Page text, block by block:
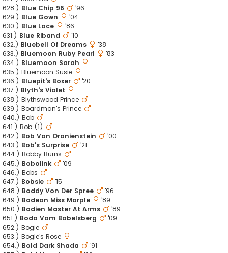
628.) Blue Chip 96
'96
629.) Blue Gown
'04
630.) Blue Lace
'86
631.) Blue Riband
'10
632.) Bluebell Of Dreams
'38
633.) Bluemoon Ruby Pearl
'83
634.) Bluemoon Sarah
635.) Bluemoon Susie
636.) Bluepit's Boxer
'20
637.) Blyth's Violet
638.) Blythswood Prince
639.) Boardman's Prince
640.) Bob
641.) Bob (1)
642.) Bob Von Oranienstein
'00
643.) Bob's Surprise
'21
644.) Bobby Burns
645.) Bobolink
'09
646.) Bobs
647.) Bobsie
'15
648.) Boddy Von Der Spree
'96
649.) Bodean Miss Marple
'89
650.) Bodien Master At Arms
'89
651.) Bodo Vom Babelsberg
'09
652.) Bogie
653.) Bogle's Rose
654.) Bold Dark Shada
'91